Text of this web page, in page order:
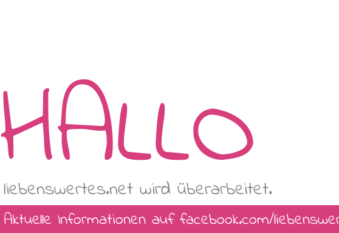
HALLO
liebenswertes.net wird überarbeitet.
Aktuelle Informationen auf facebook.com/